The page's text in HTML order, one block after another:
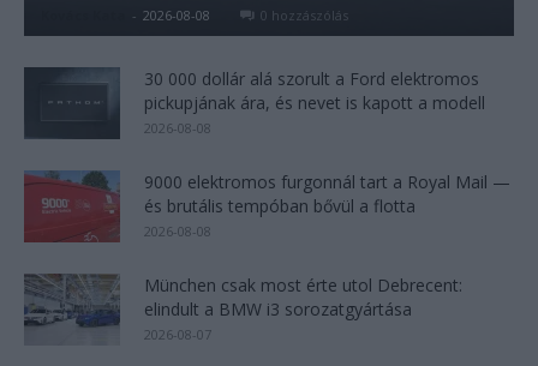
- 2026-08-08 0 hozzászólás
30 000 dollár alá szorult a Ford elektromos
pickupjának ára, és nevet is kapott a modell
2026-08-08
9000 elektromos furgonnál tart a Royal Mail —
és brutális tempóban bővül a flotta
2026-08-08
München csak most érte utol Debrecent:
elindult a BMW i3 sorozatgyártása
2026-08-07